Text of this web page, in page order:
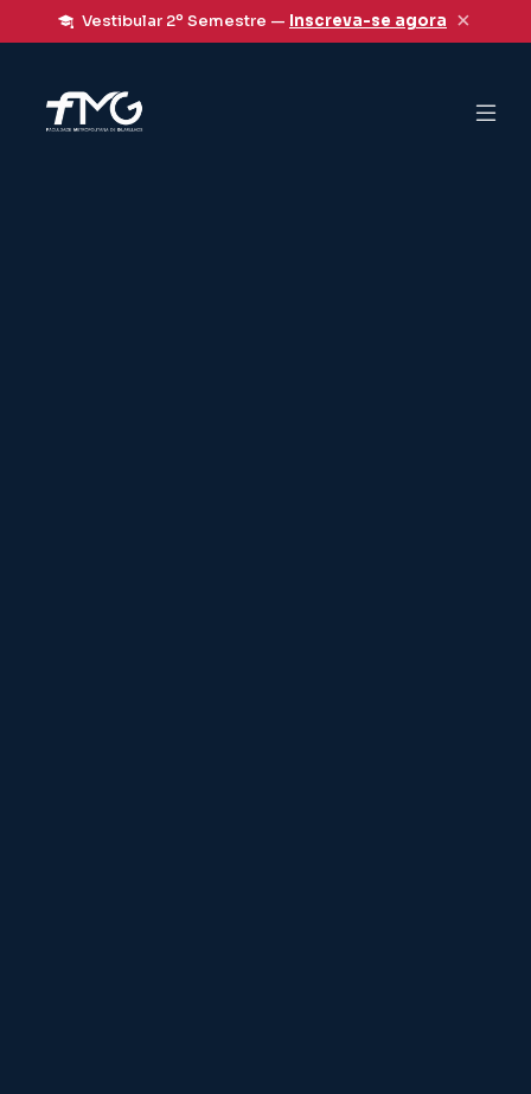
Vestibular 2º Semestre — Inscreva-se agora ×